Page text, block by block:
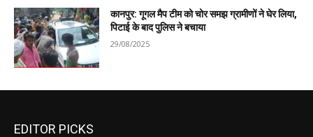
कानपुर: गूगल मैप टीम को चोर समझ ग्रामीणों ने घेर लिया,
पिटाई के बाद पुलिस ने बचाया
29/08/2025
EDITOR PICKS